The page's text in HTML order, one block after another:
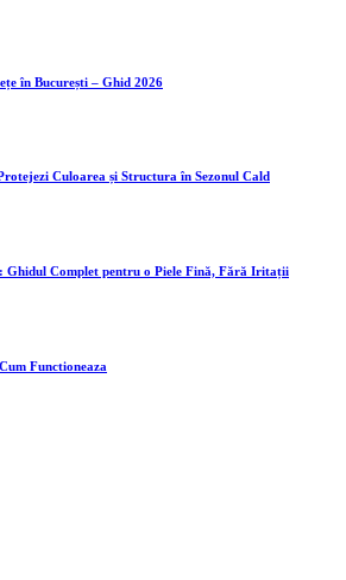
în București – Ghid 2026
Culoarea și Structura în Sezonul Cald
Ghidul Complet pentru o Piele Fină, Fără Iritații
Functioneaza